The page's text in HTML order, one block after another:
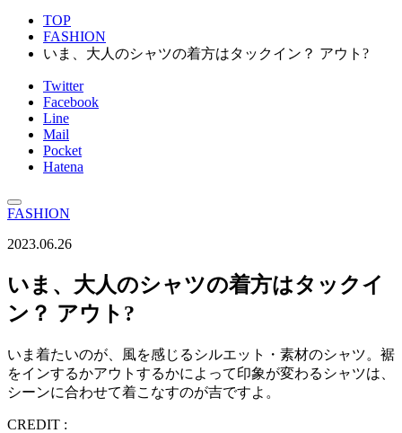
TOP
FASHION
いま、大人のシャツの着方はタックイン？ アウト?
Twitter
Facebook
Line
Mail
Pocket
Hatena
FASHION
2023.06.26
いま、大人のシャツの着方はタックイ
ン？ アウト?
いま着たいのが、風を感じるシルエット・素材のシャツ。裾
をインするかアウトするかによって印象が変わるシャツは、
シーンに合わせて着こなすのが吉ですよ。
CREDIT :